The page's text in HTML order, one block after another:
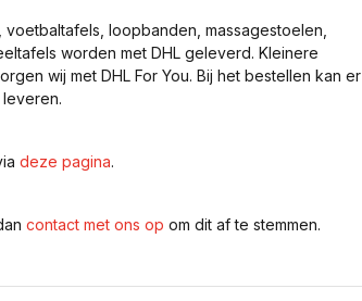
loopbanden, massagestoelen,
worden met DHL geleverd. Kleinere
wij met DHL For You. Bij het bestellen kan er
deze pagina.
contact met ons op om dit af te stemmen.